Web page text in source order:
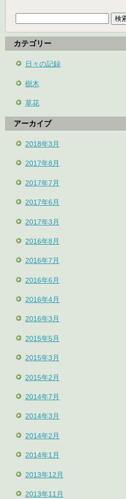
カテゴリー
日々の記録
樹木
草花
アーカイブ
2018年3月
2017年8月
2017年7月
2017年6月
2017年3月
2016年8月
2016年7月
2016年6月
2016年4月
2016年3月
2015年5月
2015年3月
2015年2月
2014年7月
2014年3月
2014年2月
2014年1月
2013年12月
2013年11月